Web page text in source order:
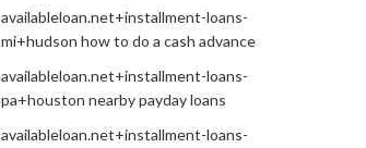
availableloan.net+installment-loans-
mi+hudson how to do a cash advance
availableloan.net+installment-loans-
pa+houston nearby payday loans
availableloan.net+installment-loans-